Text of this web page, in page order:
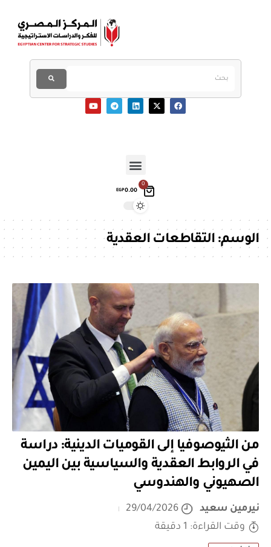
0
EGP0.00
الوسم:التقاطعات العقدية
من الثيوصوفيا إلى القوميات الدينية: دراسة
في الروابط العقدية والسياسية بين اليمين
الصهيوني والهندوسي
نيرمين سعيد
29/04/2026
وقت القراءة: 1 دقيقة